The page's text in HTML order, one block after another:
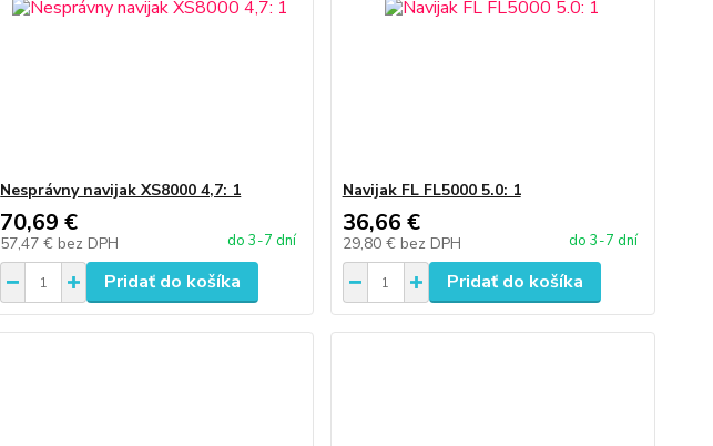
Nesprávny navijak XS8000 4,7: 1
70,69 €
57,47 € bez DPH do 3-7 dní
Pridať do košíka
Navijak FL FL5000 5.0: 1
36,66 €
29,80 € bez DPH do 3-7 dní
Pridať do košíka